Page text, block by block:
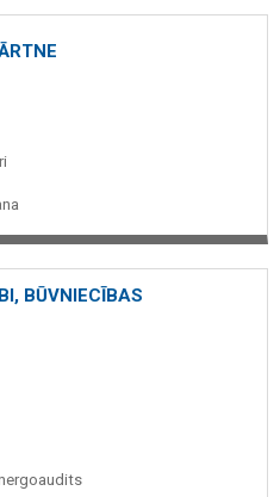
BŪVNIECĪBAS